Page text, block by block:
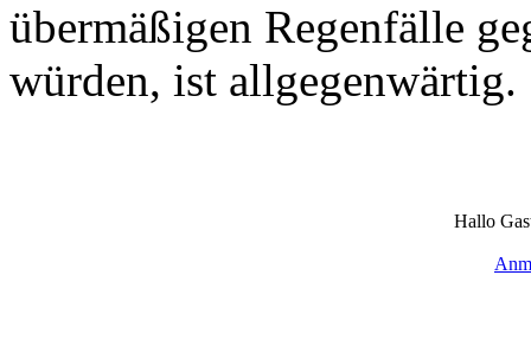
übermäßigen Regenfälle
würden, ist allgegenwärtig.
Hallo